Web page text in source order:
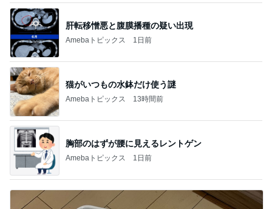
肝転移憎悪と腹膜播種の疑い出現
Amebaトピックス 1日前
猫がいつもの水鉢だけ使う謎
Amebaトピックス 13時間前
胸部のはずが腰に見えるレントゲン
Amebaトピックス 1日前